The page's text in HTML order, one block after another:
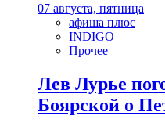
07 августа, пятница
афиша плюс
INDIGO
Прочее
Лев Лурье
Боярской о